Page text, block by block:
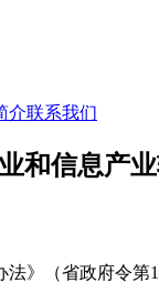
介联系我们
和信息产
》（省政府令